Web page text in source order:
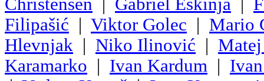
Christensen | Gabriel Eskinja |
Filipašić | Viktor Golec | Mario
Hlevnjak | Niko Ilinović |
Karamarko | Ivan Kardum |